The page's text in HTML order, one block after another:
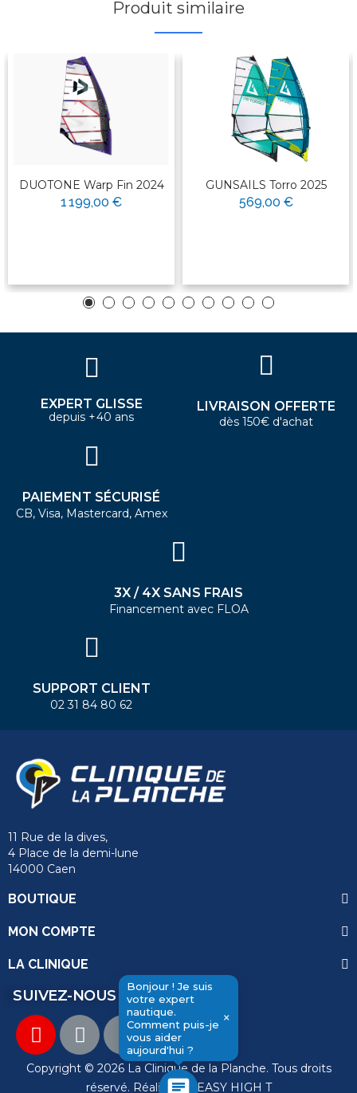
Produit similaire
DUOTONE Warp Fin 2024
1 199,00 €
GUNSAILS Torro 2025
569,00 €
Bonjour ! Je suis
votre expert
nautique.
Comment puis-je
vous aider
aujourd'hui ?
×
EXPERT GLISSE
depuis +40 ans
LIVRAISON OFFERTE
dès 150€ d'achat
PAIEMENT SÉCURISÉ
CB, Visa, Mastercard, Amex
3X / 4X SANS FRAIS
Financement avec FLOA
SUPPORT CLIENT
02 31 84 80 62
11 Rue de la dives,
4 Place de la demi-lune
14000 Caen
BOUTIQUE
MON COMPTE
LA CLINIQUE
SUIVEZ-NOUS
Copyright © 2026 La Clinique de la Planche. Tous droits
réservé. Réalisation EASY HIGH T